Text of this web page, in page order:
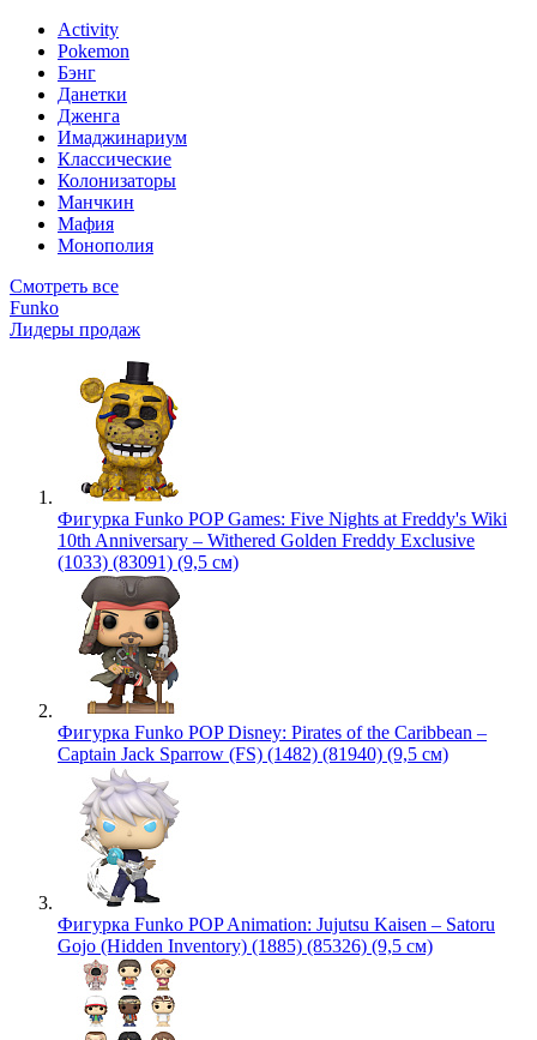
Activity
Pokemon
Бэнг
Данетки
Дженга
Имаджинариум
Классические
Колонизаторы
Манчкин
Мафия
Монополия
Смотреть все
Funko
Лидеры продаж
Фигурка Funko POP Games: Five Nights at Freddy's Wiki
10th Anniversary – Withered Golden Freddy Exclusive
(1033) (83091) (9,5 см)
Фигурка Funko POP Disney: Pirates of the Caribbean –
Captain Jack Sparrow (FS) (1482) (81940) (9,5 см)
Фигурка Funko POP Animation: Jujutsu Kaisen – Satoru
Gojo (Hidden Inventory) (1885) (85326) (9,5 см)